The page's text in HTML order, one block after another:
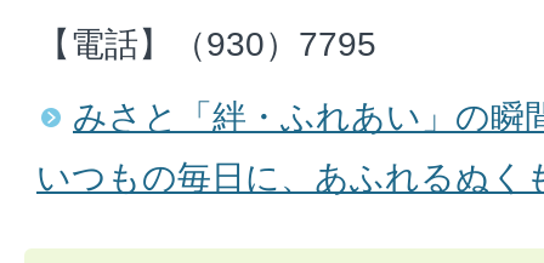
【電話】（930）7795
みさと「絆・ふれあい」の瞬
いつもの毎日に、あふれるぬく